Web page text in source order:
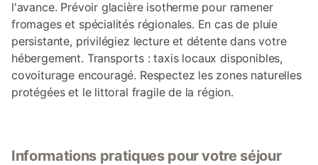
l'avance. Prévoir glacière isotherme pour ramener
fromages et spécialités régionales. En cas de pluie
persistante, privilégiez lecture et détente dans votre
hébergement. Transports : taxis locaux disponibles,
covoiturage encouragé. Respectez les zones naturelles
protégées et le littoral fragile de la région.
Informations pratiques pour votre séjour